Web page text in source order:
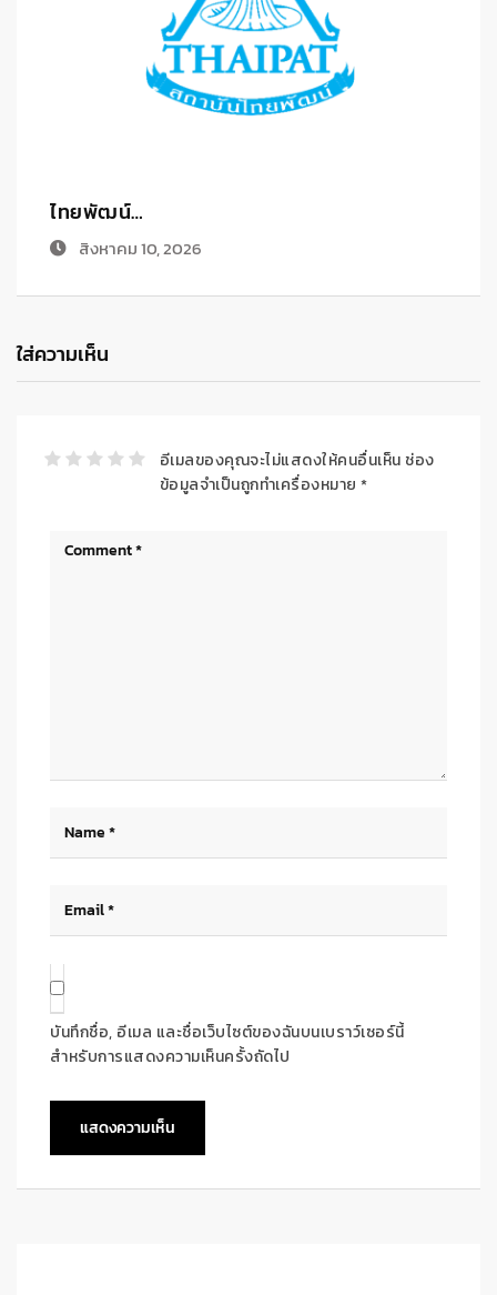
GCAP GOL…
สิงหาคม 8, 2026
ใส่ความเห็น
อีเมลของคุณจะไม่แสดงให้คนอื่นเห็น ช่อง
ข้อมูลจำเป็นถูกทำเครื่องหมาย *
บันทึกชื่อ, อีเมล และชื่อเว็บไซต์ของฉันบนเบราว์เซอร์นี้
สำหรับการแสดงความเห็นครั้งถัดไป